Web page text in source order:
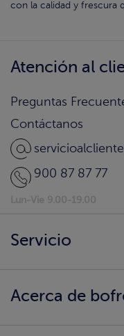
con la calidad y frescura
Atención al
Preguntas
Contáctanos
900 87 87 77
Servicio
¿Llegamos a tu
Acerca de